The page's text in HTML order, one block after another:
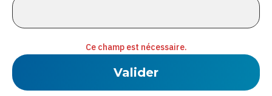
Ce champ est nécessaire.